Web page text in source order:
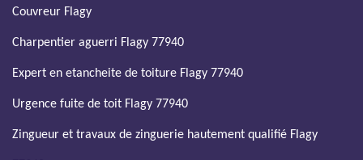
Couvreur Flagy
Charpentier aguerri Flagy 77940
Expert en etancheite de toiture Flagy 77940
Urgence fuite de toit Flagy 77940
Zingueur et travaux de zinguerie hautement qualifié Flagy